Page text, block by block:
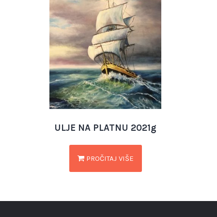
ULJE NA PLATNU 2021g
PROČITAJ VIŠE